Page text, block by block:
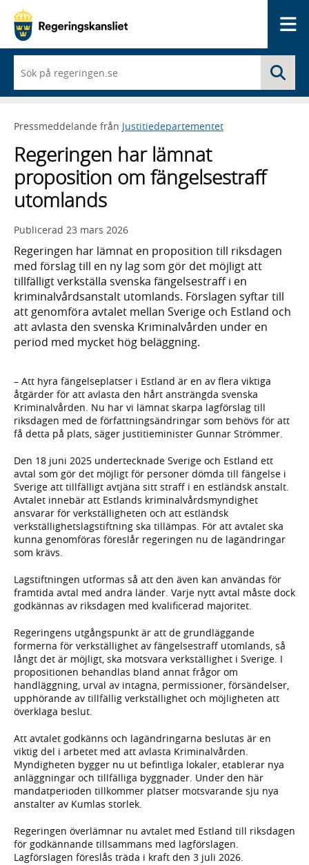
du
börjar
skriva
framträder
lista
med
sökförslag
Pressmeddelande från Justitiedepartementet
Regeringen har lämnat
proposition om fängelsestraff
utomlands
Publicerad 23 mars 2026
Regeringen har lämnat en proposition till riksdagen
med förslag till en ny lag som gör det möjligt att
tillfälligt verkställa svenska fängelsestraff i en
kriminalvårdsanstalt utomlands. Förslagen syftar till
att genomföra avtalet mellan Sverige och Estland och
att avlasta den svenska Kriminalvården under en
period med mycket hög beläggning.
– Att hyra fängelseplatser i Estland är en av flera viktiga
åtgärder för att avlasta den hårt ansträngda svenska
Kriminalvården. Nu har vi lämnat skarpa lagförslag till
riksdagen med de författningsändringar som behövs för att
få detta på plats, säger justitieminister Gunnar Strömmer.
Den 18 juni 2025 undertecknade Sverige och Estland ett
avtal som gör det möjligt för personer dömda till fängelse i
Sverige att tillfälligt avtjäna sitt straff i en estländsk anstalt.
Avtalet innebär att Estlands kriminalvårdsmyndighet
ansvarar för verkställigheten och att estländsk
verkställighetslagstiftning ska tillämpas. För att avtalet ska
kunna genomföras föreslår regeringen nu de lagändringar
som krävs.
Lagstiftningen utformas så att den även kan användas för
framtida avtal med andra länder. Varje nytt avtal måste dock
godkännas av riksdagen med kvalificerad majoritet.
Regeringens utgångspunkt är att de grundläggande
formerna för verkställighet av fängelsestraff utomlands, så
långt det är möjligt, ska motsvara verkställighet i Sverige. I
propositionen behandlas bland annat frågor om
handläggning, urval av intagna, permissioner, försändelser,
upphörande av tillfällig verkställighet och möjligheten att
överklaga beslut.
Att avtalet godkänns och lagändringarna beslutas är en
viktig del i arbetet med att avlasta Kriminalvården.
Myndigheten bygger nu ut befintliga lokaler, etablerar nya
anläggningar och tillfälliga byggnader. Under den här
mandatperioden tillkommer platser motsvarande sju nya
anstalter av Kumlas storlek.
Regeringen överlämnar nu avtalet med Estland till riksdagen
för godkännande tillsammans med lagförslagen.
Lagförslagen föreslås träda i kraft den 3 juli 2026.